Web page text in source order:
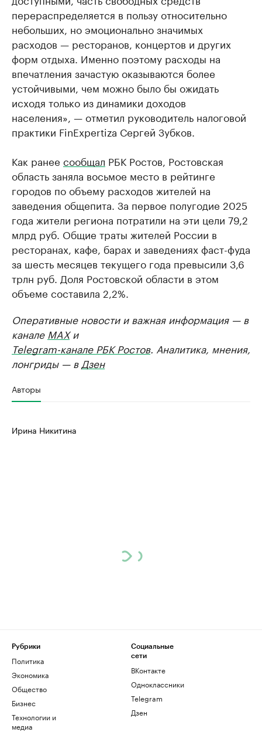
перераспределяется в пользу относительно
небольших, но эмоционально значимых
расходов — ресторанов, концертов и других
форм отдыха. Именно поэтому расходы на
впечатления зачастую оказываются более
устойчивыми, чем можно было бы ожидать
исходя только из динамики доходов
населения», — отметил руководитель налоговой
практики FinExpertiza Сергей Зубков.
Как ранее сообщал РБК Ростов, Ростовская
область заняла восьмое место в рейтинге
городов по объему расходов жителей на
заведения общепита. За первое полугодие 2025
года жители региона потратили на эти цели 79,2
млрд руб. Общие траты жителей России в
ресторанах, кафе, барах и заведениях фаст-фуда
за шесть месяцев текущего года превысили 3,6
трлн руб. Доля Ростовской области в этом
объеме составила 2,2%.
Оперативные новости и важная информация — в
канале MAXи
Telegram-канале РБК Ростов. Аналитика, мнения,
лонгриды — в Дзен
Авторы
Ирина Никитина
Рубрики
Политика
Экономика
Общество
Бизнес
Технологии и
медиа
Социальные
сети
ВКонтакте
Одноклассники
Telegram
Дзен